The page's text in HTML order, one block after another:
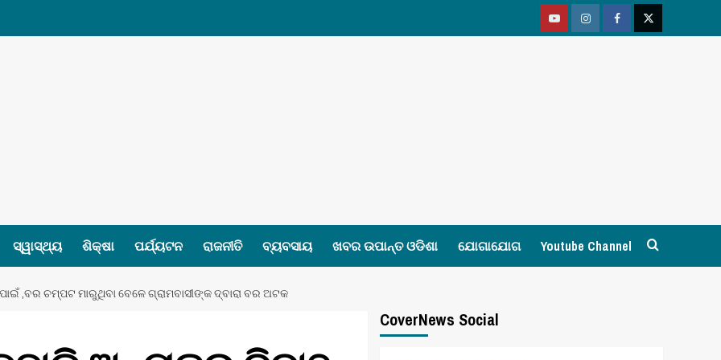
YoutubeVimeoFacebookTwitter
ସ୍ୱାସ୍ଥ୍ୟ ଶିକ୍ଷା ପର୍ଯ୍ୟଟନ ରାଜନୀତି ବ୍ୟବସାୟ ଖବର ଉପାନ୍ତ ଓଡିଶା ଯୋଗାଯୋଗ Youtube Channel
,ବର ଚମ୍ପଟ ମାରୁଥିବା ବେଳେ ଗ୍ରାମବାସୀଙ୍କ ଦ୍ବାରା ବର ଅଟକ
CoverNews Social